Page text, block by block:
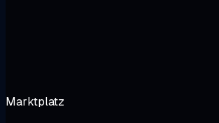
Marktplatz